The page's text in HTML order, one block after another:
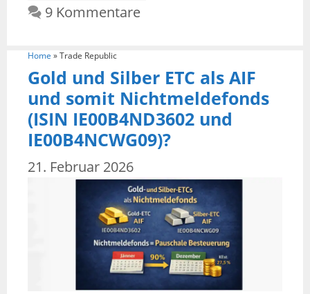
9 Kommentare
Home »Trade Republic
Gold und Silber ETC als AIF
und somit Nichtmeldefonds
(ISIN IE00B4ND3602 und
IE00B4NCWG09)?
21. Februar 2026